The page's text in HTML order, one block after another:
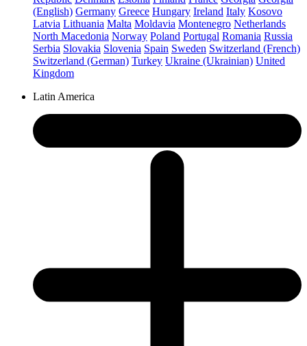
(English) Germany Greece Hungary Ireland Italy Kosovo
Latvia Lithuania Malta Moldavia Montenegro Netherlands
North Macedonia Norway Poland Portugal Romania Russia
Serbia Slovakia Slovenia Spain Sweden Switzerland (French)
Switzerland (German) Turkey Ukraine (Ukrainian) United
Kingdom
Latin America